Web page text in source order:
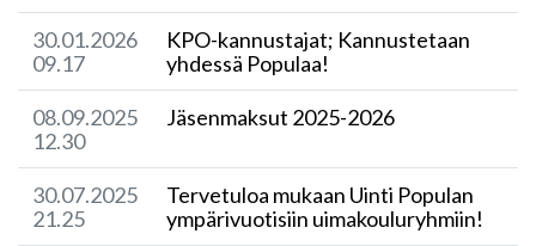
30.01.2026
09.17
KPO-kannustajat; Kannustetaan
yhdessä Populaa!
08.09.2025
12.30
Jäsenmaksut 2025-2026
30.07.2025
21.25
Tervetuloa mukaan Uinti Populan
ympärivuotisiin uimakouluryhmiin!